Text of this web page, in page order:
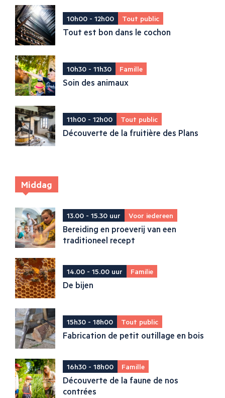
10h00 - 12h00 Tout public
Tout est bon dans le cochon
10h30 - 11h30 Famille
Soin des animaux
11h00 - 12h00 Tout public
Découverte de la fruitière des Plans
Middag
13.00 - 15.30 uur Voor iedereen
Bereiding en proeverij van een
traditioneel recept
14.00 - 15.00 uur Familie
De bijen
15h30 - 18h00 Tout public
Fabrication de petit outillage en bois
16h30 - 18h00 Famille
Découverte de la faune de nos
contrées